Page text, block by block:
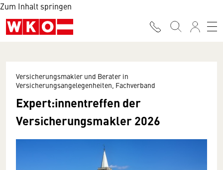
Zum Inhalt springen
Versicherungsmakler und Berater in
Versicherungsangelegenheiten, Fachverband
Expert:innentreffen der
Versicherungsmakler 2026